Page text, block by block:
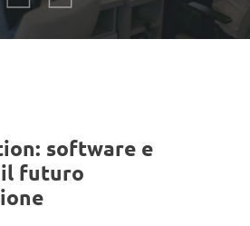
software e
futuro